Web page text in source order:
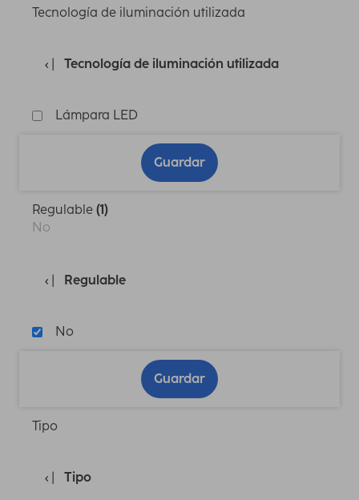
Tecnología de iluminación utilizada
Tecnología de iluminación utilizada
Lámpara LED
Guardar
Regulable (1)
No
Regulable
No
Guardar
Tipo
Tipo